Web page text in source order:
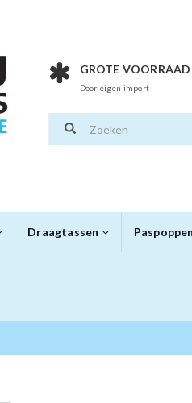
GROTE VOORRAAD
Door eigen import
Draagtassen